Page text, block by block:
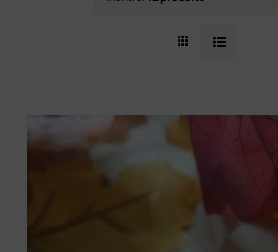
Contact